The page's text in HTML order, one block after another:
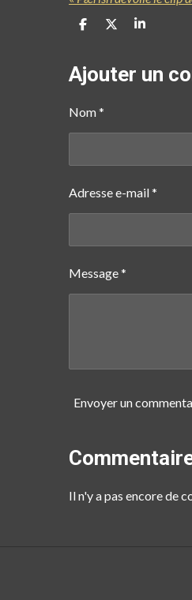
P
t
a
r
P
t
a
P
a
Ajouter un
Nom *
Adresse e-mail *
Message *
Envoyer un
Il n'y a pas encore de